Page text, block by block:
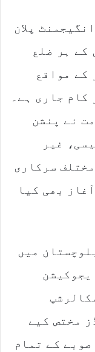
پلان
کے ہر ضلع
کے مواقع
کام جاری ہے۔
نے پنشن
غیر
سرکاری
بھی کیا
میں
مختص کیے
کے تمام